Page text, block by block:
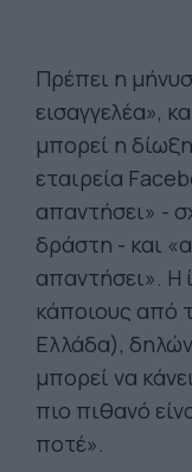
Πρέπει η
εισαγγελέα»,
μπορεί η
εταιρεία
απαντήσει» -
δράστη - και
απαντήσει». Η
κάποιους από
Ελλάδα),
μπορεί να
πιο πιθανό
ποτέ».